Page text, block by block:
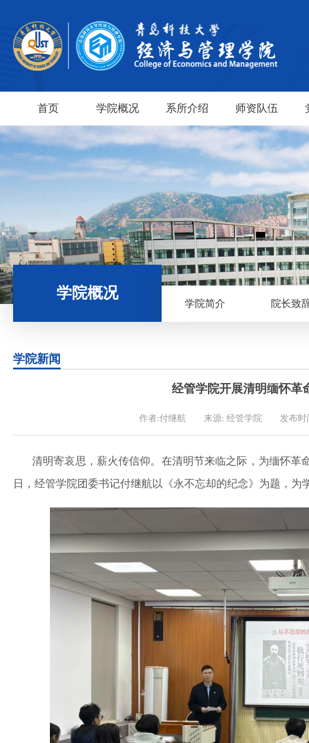
首页 学院概况 系所介绍 师资队伍
学院概况
学院简介 院长致
学院新闻
经管学院开展清明缅怀革
作者:付继航 来源: 经管学院 发布时
清明寄哀思，薪火传信仰。在清明节来临之际，为缅怀革
日，经管学院团委书记付继航以《永不忘却的纪念》为题，为